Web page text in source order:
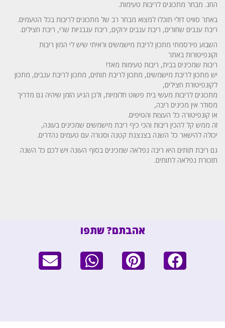
החג. מבחר מתכונים לריבות טעימות.
באתר סוויט דולי תוכלו למצוא מבחר רב של מתכונים לריבות בכל הטעמים.
ריבת ענבים שחורים, ריבת ענבים ירוקים, ריבת עגבניות שרי, ריבת חצילים.
השבוע פירסמתי מתכון לריבת מישמשים וראיתי שיש לי המון ריבות
וקונפיטורות באתר
ריבות שמכינים בבית, ריבות טעימות מאד!
יש מתכון לריבת מישמשים, מתכון לריבת תותים, מתכון לריבת ענבים, מתכון
לקונפיטורת חצילים,
מתכונים לריבות מעשי בית פשוט חלומיות, ולכן הגיע הזמן שיהיה גם מדריך
מסודר אין מכינים ריבה,
או קונפיטורה כל העצות והטיפים.
זה ממש קל להכין ריבות והכי כיף ריבת מישמשים שמכינים בעונה,
יכולה להישאר כל השנה בצנצנת קטנה וסגורה עם טעמים נהדרים.
גם ריבת תותים היא ריבה נפלאה שמכינים בסוף העונה ויש לכם כל השנה
תזכורת נפלאה לתותים.
אהבתם? שתפו